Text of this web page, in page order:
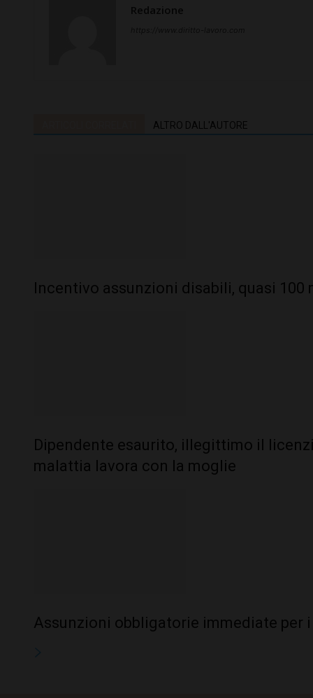
Redazione
ALTRO DALL'AUTORE
Incentivo assunzioni disabili, quasi 100
Dipendente esaurito, illegittimo il
malattia lavora con la moglie
Assunzioni obbligatorie immediate per